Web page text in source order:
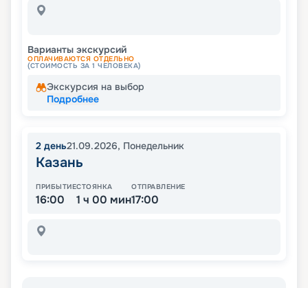
Варианты экскурсий
ОПЛАЧИВАЮТСЯ ОТДЕЛЬНО
(СТОИМОСТЬ ЗА 1 ЧЕЛОВЕКА)
Экскурсия на выбор
Подробнее
2 день21.09.2026, Понедельник
Казань
ПРИБЫТИЕ
16:00
СТОЯНКА
1 ч 00 мин
ОТПРАВЛЕНИЕ
17:00